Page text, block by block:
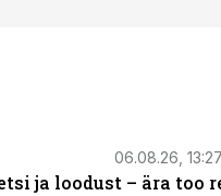
06.08.26, 13:27
ja loodust – ära too